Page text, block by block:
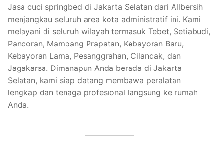
Jasa cuci springbed di Jakarta Selatan dari Allbersih
menjangkau seluruh area kota administratif ini. Kami
melayani di seluruh wilayah termasuk Tebet, Setiabudi,
Pancoran, Mampang Prapatan, Kebayoran Baru,
Kebayoran Lama, Pesanggrahan, Cilandak, dan
Jagakarsa. Dimanapun Anda berada di Jakarta
Selatan, kami siap datang membawa peralatan
lengkap dan tenaga profesional langsung ke rumah
Anda.